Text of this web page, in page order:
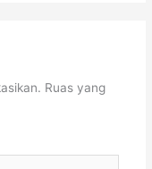
Ruas yang